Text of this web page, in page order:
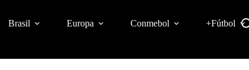
Brasil Europa Conmebol +Fútbol